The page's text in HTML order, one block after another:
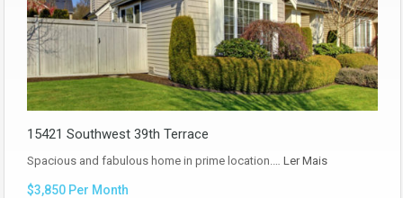
15421 Southwest 39th Terrace
Spacious and fabulous home in prime location.… Ler Mais
$3,850 Per Month